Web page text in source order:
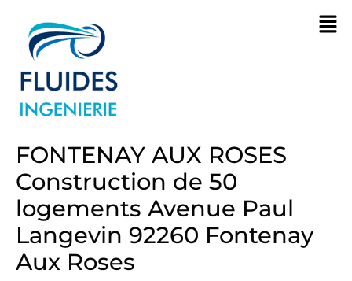
FONTENAY AUX ROSES
Construction de 50
logements Avenue Paul
Langevin 92260 Fontenay
Aux Roses